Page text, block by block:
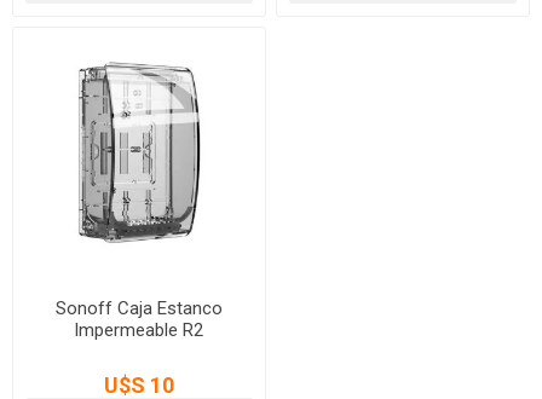
Sonoff Caja Estanco
Impermeable R2
U$S 10